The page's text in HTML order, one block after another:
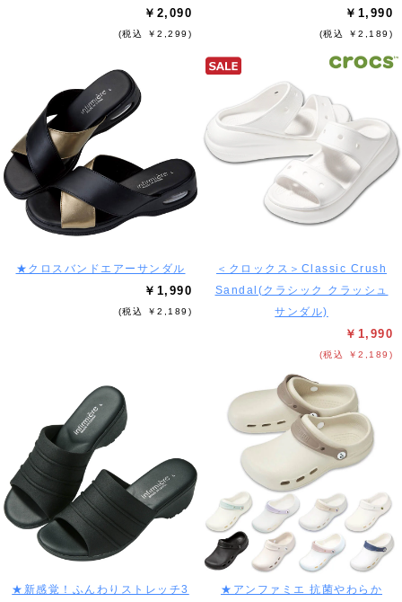
￥2,090
(税込 ￥2,299)
￥1,990
(税込 ￥2,189)
★クロスバンドエアーサンダル
￥1,990
(税込 ￥2,189)
＜クロックス＞Classic Crush
Sandal(クラシック クラッシュ
サンダル)
￥1,990
(税込 ￥2,189)
★新感覚！ふんわりストレッチ3
★アンファミエ 抗菌やわらか